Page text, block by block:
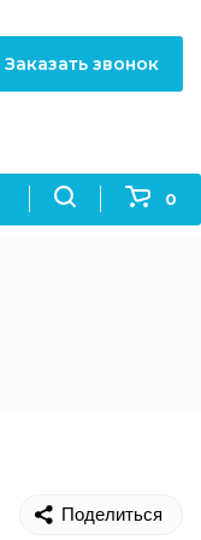
0
Заказать звонок
Поделиться